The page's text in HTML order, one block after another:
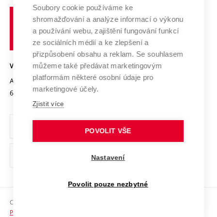
Výzkumné infrastruktury
Transfer znalostí
Open Science
Projekty
Projekty ze strukturálních fondů
Specifický výzkum
Spolupráce se školami
Služby univerzity
Mezinárodní dohody
Univerzitní sítě
Profil univerzity
Udržitelná univerzita
Podnikavá univerzita / ContriBUTe
Bezpečná univerzita
Vyznamenání
Organizační struktura
Ochrana osobních údajů
odkaz)
Sociální bezpečí
učení
technické
VYSOKÉ UČENÍ TECHNICKÉ V BRNĚ
Antonínská 548/1
602 00 Brno
www.vut.cz
vut@vutbr.cz
Copyright © 2026 VUT
Prohlášení o přístupnosti
Soubory cookie používáme ke
shromažďování a analýze informací o výkonu
a používání webu, zajištění fungování funkcí
ze sociálních médií a ke zlepšení a
přizpůsobení obsahu a reklam. Se souhlasem
můžeme také předávat marketingovým
platformám některé osobní údaje pro
marketingové účely.
Zjistit více
POVOLIT VŠE
Nastavení
Povolit pouze nezbytné